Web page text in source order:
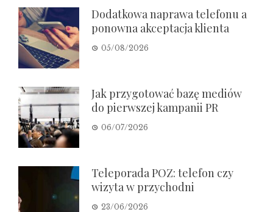
Dodatkowa naprawa telefonu a
ponowna akceptacja klienta
05/08/2026
Jak przygotować bazę mediów
do pierwszej kampanii PR
06/07/2026
Teleporada POZ: telefon czy
wizyta w przychodni
23/06/2026